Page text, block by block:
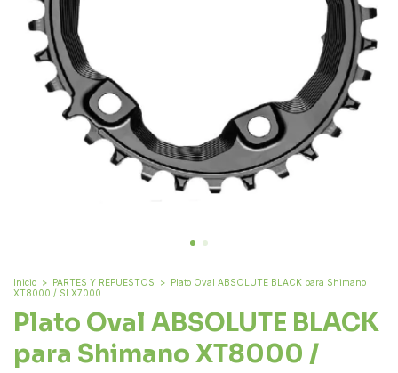
Inicio > PARTES Y REPUESTOS > Plato Oval ABSOLUTE BLACK para Shimano
XT8000 / SLX7000
Plato Oval ABSOLUTE BLACK
para Shimano XT8000 /